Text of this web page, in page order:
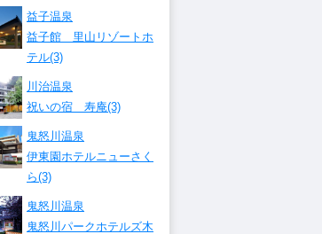
益子温泉
益子館 里山リゾートホ
テル(3)
川治温泉
祝いの宿 寿庵(3)
鬼怒川温泉
伊東園ホテルニューさく
ら(3)
鬼怒川温泉
鬼怒川パークホテルズ木